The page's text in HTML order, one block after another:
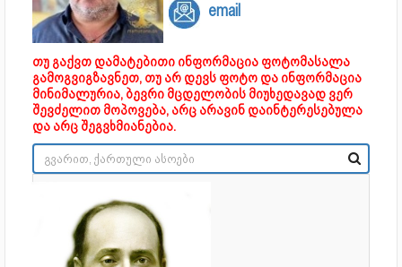
email
თუ გაქვთ დამატებითი ინფორმაცია ფოტომასალა
გამოგვიგზავნეთ, თუ არ დევს ფოტო და ინფორმაცია
მინიმალურია, ბევრი მცდელობის მიუხედავად ვერ
შევძელით მოპოვება, არც არავინ დაინტერესებულა
და არც შეგვხმიანებია.